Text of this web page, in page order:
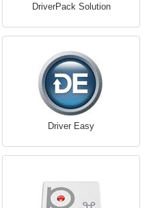
DriverPack Solution
Driver Easy